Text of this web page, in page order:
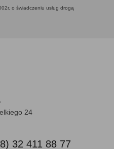
o świadczeniu usług drogą
24
32 411 88 77